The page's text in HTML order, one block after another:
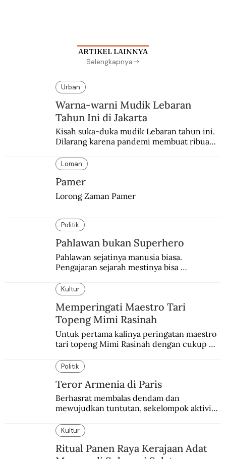
ARTIKEL LAINNYA
Selengkapnya
Urban
Warna-warni Mudik Lebaran
Tahun Ini di Jakarta
Kisah suka-duka mudik Lebaran tahun ini.
Dilarang karena pandemi membuat ribuan
kampung lebih awal.
Loman
Pamer
Lorong Zaman Pamer
Politik
Pahlawan bukan Superhero
Pahlawan sejatinya manusia biasa.
Pengajaran sejarah mestinya bisa
Kultur
Memperingati Maestro Tari
Topeng Mimi Rasinah
Untuk pertama kalinya peringatan maestro
tari topeng Mimi Rasinah dengan cukup
internasional.
Politik
Teror Armenia di Paris
Berhasrat membalas dendam dan
mewujudkan tuntutan, sekelompok aktivis
Paris.
Kultur
Ritual Panen Raya Kerajaan Adat